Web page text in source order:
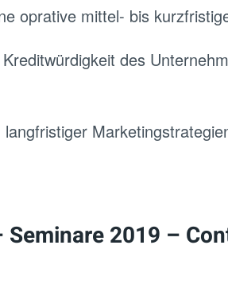
oprative mittel- bis
des
2019 –